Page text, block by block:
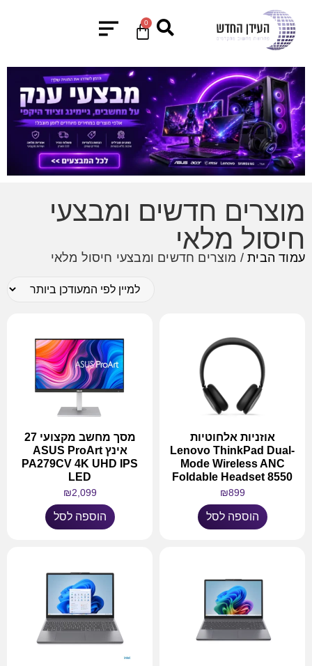
0
מוצרים חדשים ומבצעי
חיסול מלאי
עמוד הבית/ מוצרים חדשים ומבצעי חיסול מלאי
אוזניות אלחוטיות
Lenovo ThinkPad Dual-
Mode Wireless ANC
Foldable Headset 8550
₪899
הוספה לסל
מסך מחשב מקצועי 27
אינץ ASUS ProArt
PA279CV 4K UHD IPS
LED
₪2,099
הוספה לסל